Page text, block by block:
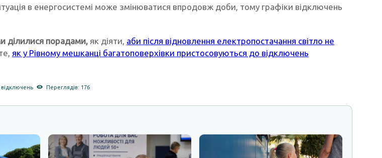
в енергосистемі може змінюватися впродовж доби, тому графіки відключень
ділилися порадами,як діяти, аби після відновлення електропостачання світло не
як у Рівному мешканці багатоповерхівки пристосовуються до відключень
відключень Переглядів: 176